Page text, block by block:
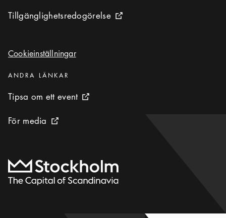
Tillgänglighetsredogörelse
Tillgänglighetsredogörelse Extern ikon
Cookieinställningar
Cookieinställningar
Kategorier :
ANDRA LÄNKAR
Tipsa om ett event
Tipsa om ett event Extern ikon
För media
För media Extern ikon
Till startsidan